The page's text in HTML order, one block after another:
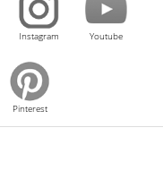
Instagram Youtube
Pinterest